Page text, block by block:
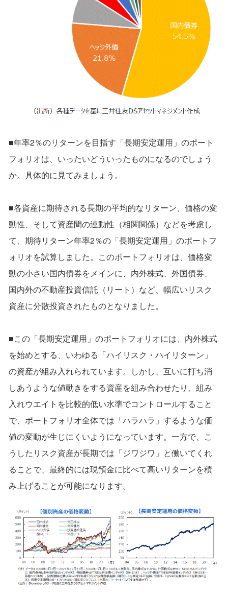
■年率2％のリターンを目指す「長期安定運用」のポート
フォリオは、いったいどういったものになるのでしょう
か。具体的に見てみましょう。
■各資産に期待される長期の平均的なリターン、価格の変
動性、そして資産間の連動性（相関関係）などを考慮し
て、期待リターン年率2％の「長期安定運用」のポートフ
ォリオを試算しました。このポートフォリオは、価格変
動の小さい国内債券をメインに、内外株式、外国債券、
国内外の不動産投資信託（リート）など、幅広いリスク
資産に分散投資されたものとなりました。
■この「長期安定運用」のポートフォリオには、内外株式
を始めとする、いわゆる「ハイリスク・ハイリターン」
の資産が組み入れられています。しかし、互いに打ち消
しあうような値動きをする資産を組み合わせたり、組み
入れウエイトを比較的低い水準でコントロールすること
で、ポートフォリオ全体では「ハラハラ」するような価
値の変動が生じにくいようになっています。一方で、こ
うしたリスク資産が長期では「ジワジワ」と働いてくれ
ることで、最終的には現預金に比べて高いリターンを積
み上げることが可能になります。